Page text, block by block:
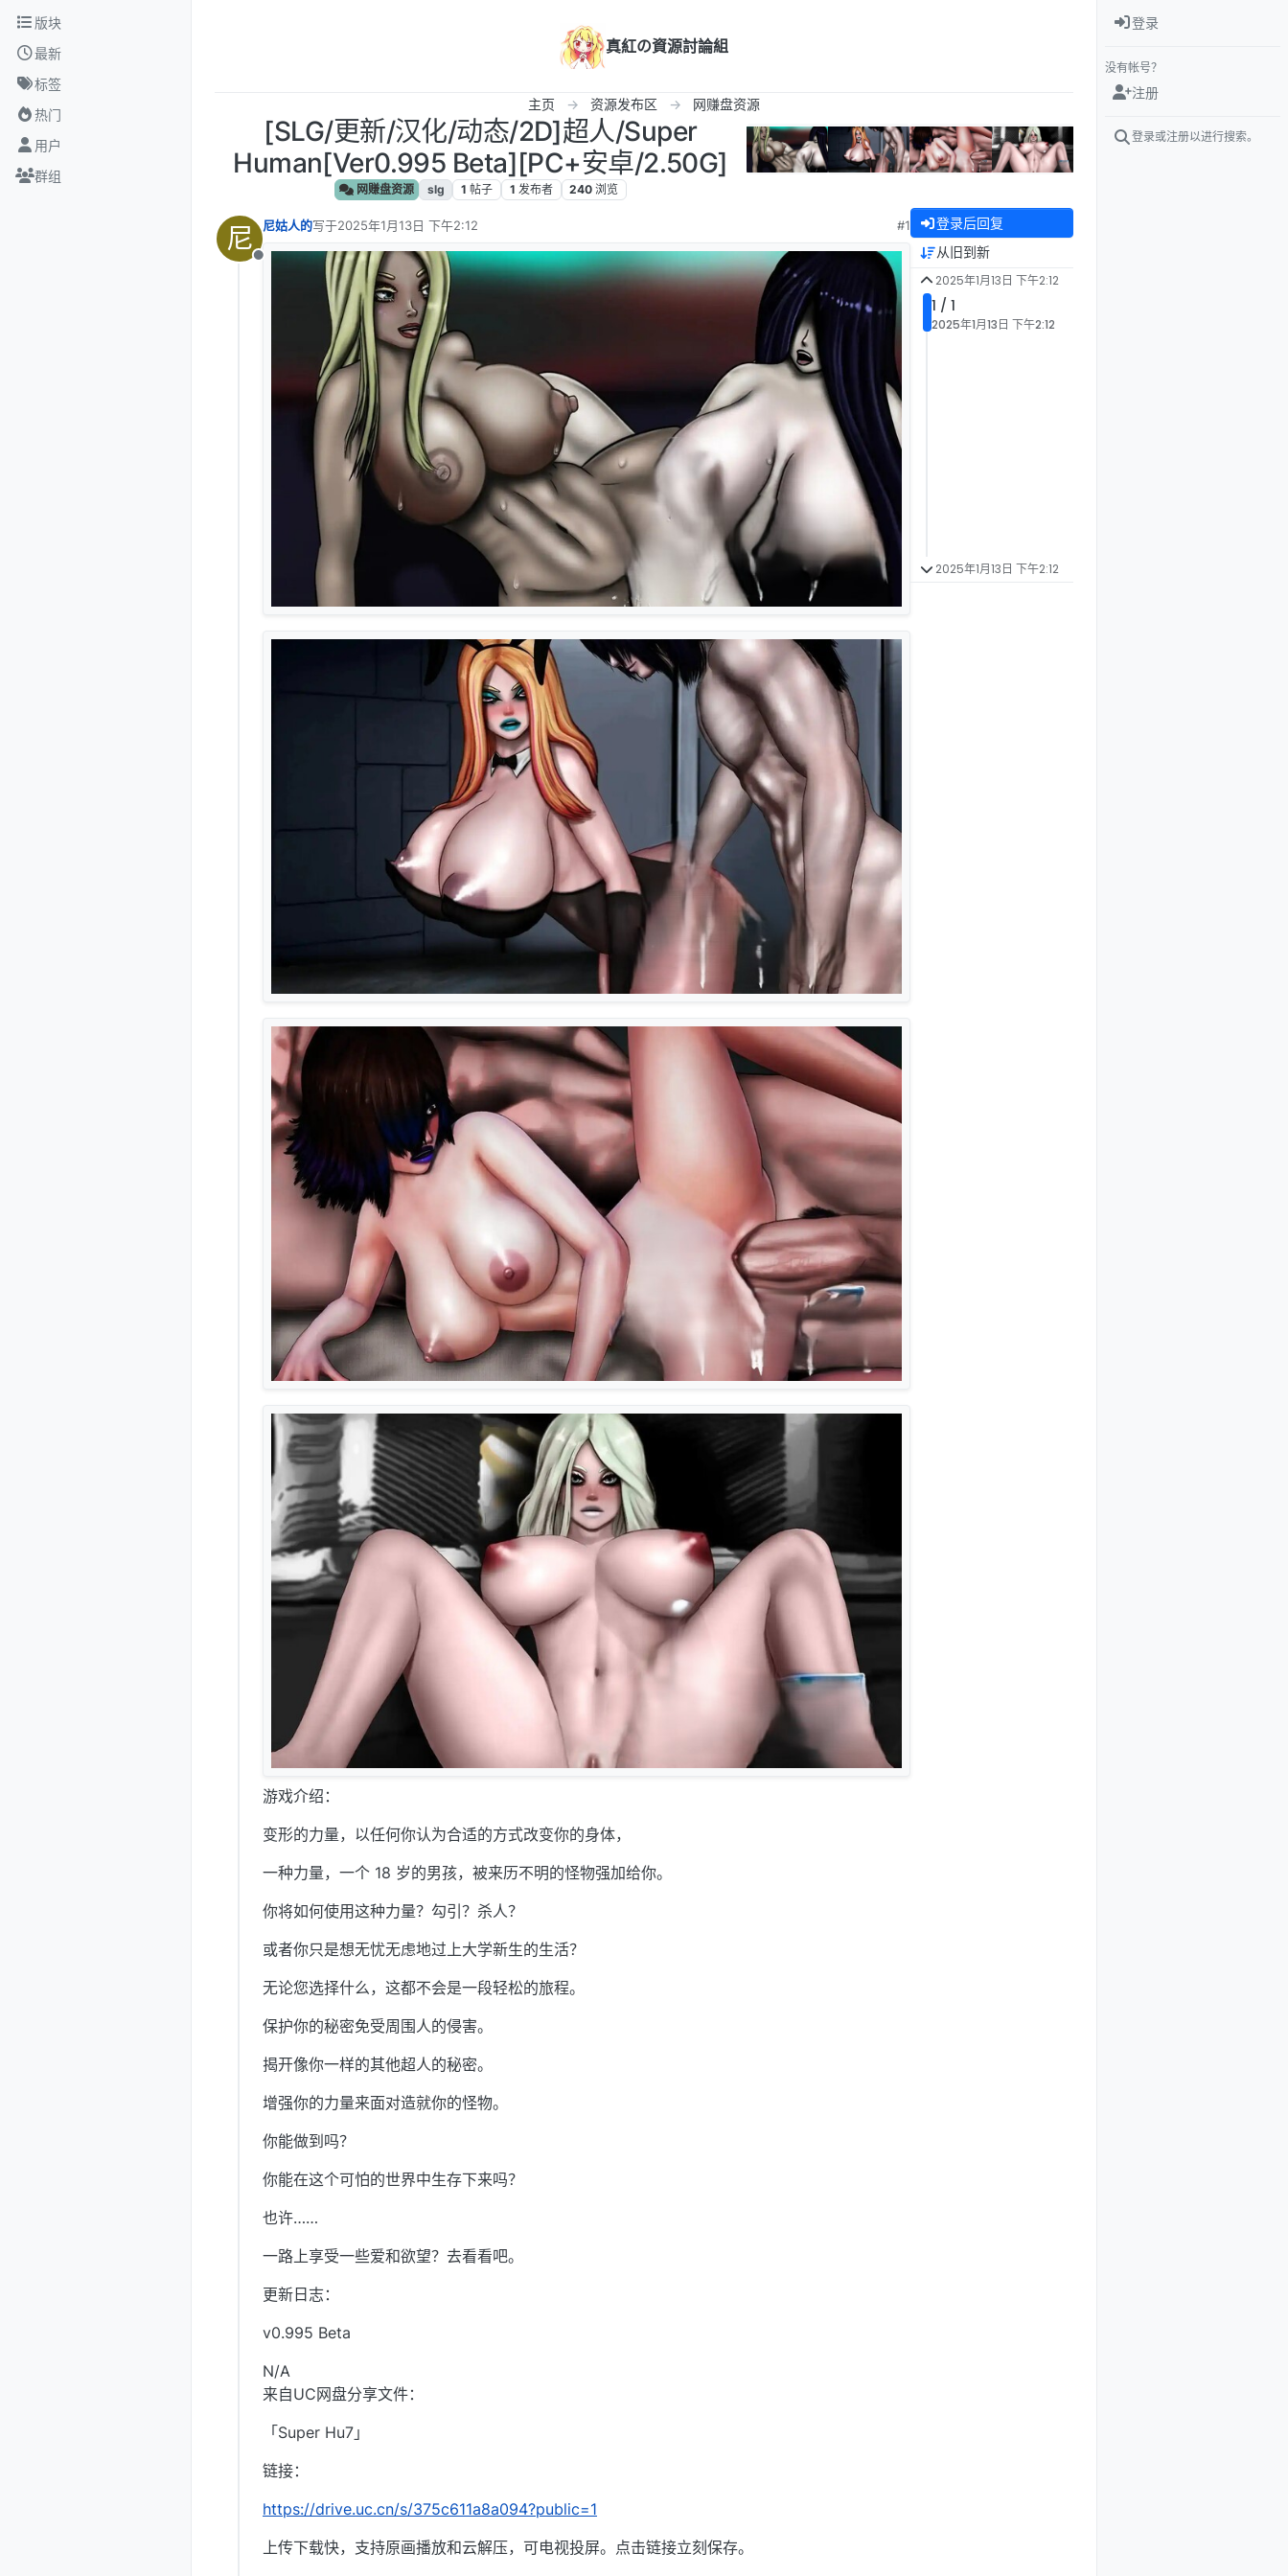
跳转至内容
版块
最新
标签
热门
用户
群组
真紅の資源討論組
主页 资源发布区 网赚盘资源
[SLG/更新/汉化/动态/2D]超人/Super
Human[Ver0.995 Beta][PC+安卓/2.50G]
网赚盘资源 slg 1 帖子 1 发布者 240 浏览
尼
离线
尼姑人的写于2025年1月13日 下午2:12
最后由 编辑
#1
游戏介绍：
变形的力量，以任何你认为合适的方式改变你的身体，
一种力量，一个 18 岁的男孩，被来历不明的怪物强加给你。
你将如何使用这种力量？勾引？杀人？
或者你只是想无忧无虑地过上大学新生的生活？
无论您选择什么，这都不会是一段轻松的旅程。
保护你的秘密免受周围人的侵害。
揭开像你一样的其他超人的秘密。
增强你的力量来面对造就你的怪物。
你能做到吗？
你能在这个可怕的世界中生存下来吗？
也许……
一路上享受一些爱和欲望？去看看吧。
更新日志：
v0.995 Beta
N/A
来自UC网盘分享文件：
「Super Hu7」
链接：
https://drive.uc.cn/s/375c611a8a094?public=1
上传下载快，支持原画播放和云解压，可电视投屏。点击链接立刻保存。
登录后回复
从旧到新
2025年1月13日 下午2:12
1 / 1
2025年1月13日 下午2:12
2025年1月13日 下午2:12
登录
没有帐号？
注册
登录或注册以进行搜索。